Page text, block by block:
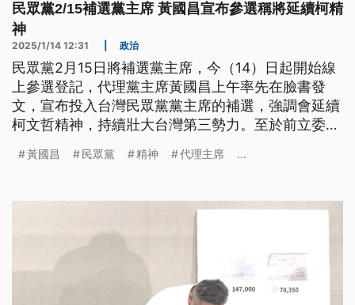
民眾黨2/15補選黨主席 黃國昌宣布參選稱將延續柯精
神
2025/1/14 12:31 政治
民眾黨2月15日將補選黨主席，今（14）日起開始線
上參選登記，代理黨主席黃國昌上午率先在臉書發
文，宣布投入台灣民眾黨黨主席的補選，強調會延續
柯文哲精神，持續壯大台灣第三勢力。至於前立委蔡
主席補選。不過蔡壁如澄清，沒有非選不可，如果與
黃國昌 民眾黨 精神 代理主席 ...